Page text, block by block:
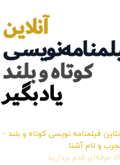
برای تامین هزینه های عمل
حجازی، مدیر فیلمبرداری:
طراح گریم: منیر حسینی،
بهزاد اقراری، دستیار تصویر:
صحنه: فاطمه اکبری، شیما
پشتیبانی فنی: حسین اکبری،
شهر و بازیگران: ساسان
پورحسن، مهدی عزیزی،
فیلمنامه نویسی کوتاه و بلند
و نام آشنا
حرفه‌ای قدم بردارید.